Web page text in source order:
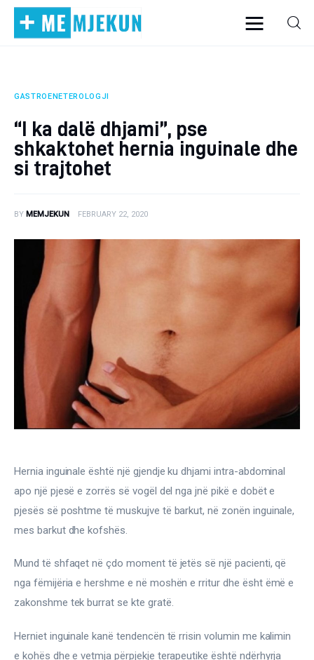
Home
Alergjite
Dermatologji
Embriologji
Endokrinologji
Gastroeneterologji
Gjinekologji/ Andrologji
Hematologji
Intervista
Laborator dhe Radiologji
Nena dhe Femija
Okulistike
Onkologji
ORL
Ortopedi dhe Fizioterapi
GASTROENETEROLOGJI
“I ka dalë dhjami”, pse
shkaktohet hernia inguinale dhe
si trajtohet
BY MEMJEKUN FEBRUARY 22, 2020
Hernia inguinale është një gjendje ku dhjami intra-abdominal
apo një pjesë e zorrës së vogël del nga jnë pikë e dobët e
pjesës së poshtme të muskujve të barkut, në zonën inguinale,
mes barkut dhe kofshës.
Mund të shfaqet në çdo moment të jetës së një pacienti, që
nga fëmijëria e hershme e në moshën e rritur dhe ësht ëmë e
zakonshme tek burrat se kte gratë.
Herniet inguinale kanë tendencën të rrisin volumin me kalimin
e kohës dhe e vetmja përpjekje terapeutike është ndërhyrja